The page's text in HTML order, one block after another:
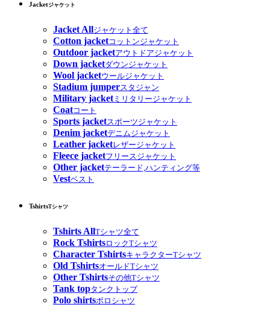
Jacketジャケット
Jacket Allジャケット全て
Cotton jacketコットンジャケット
Outdoor jacketアウトドアジャケット
Down jacketダウンジャケット
Wool jacketウールジャケット
Stadium jumperスタジャン
Military jacketミリタリージャケット
Coatコート
Sports jacketスポーツジャケット
Denim jacketデニムジャケット
Leather jacketレザージャケット
Fleece jacketフリースジャケット
Other jacketテーラード,ハンティング等
Vestベスト
TshirtsTシャツ
Tshirts AllTシャツ全て
Rock TshirtsロックTシャツ
Character TshirtsキャラクターTシャツ
Old TshirtsオールドTシャツ
Other Tshirtsその他Tシャツ
Tank topタンクトップ
Polo shirtsポロシャツ